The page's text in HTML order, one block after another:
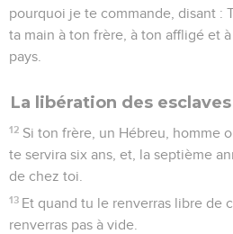
pourquoi je te commande, disant :
ta main à ton frère, à ton affligé et
pays.
La libération des esclaves
12 Si ton frère, un Hébreu, homme
te servira six ans, et, la septième
de chez toi.
13 Et quand tu le renverras libre de
renverras pas à vide.